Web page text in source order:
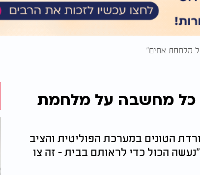
מלחמת אחים"
כל מחשבה על מלחמת
הטונים במערכת הפוליטית והציב
הכול כדי לראותם בבית - זה צו